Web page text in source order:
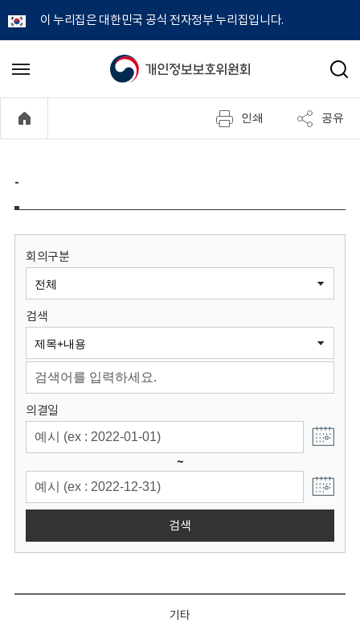
이 누리집은 대한민국 공식 전자정부 누리집입니다.
개
정
보
원
회
메
기
검
인쇄 공유
-
회의구분
검색
의결일
~
검색
기타